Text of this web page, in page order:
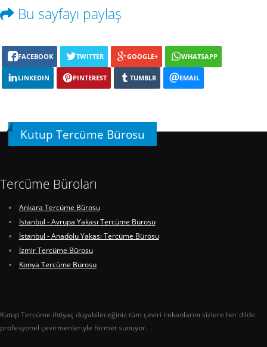
Bu sayfayı paylaş
FACEBOOK TWITTER GOOGLE+ WHATSAPP
LINKEDIN PINTEREST TUMBLR EMAIL
Kutup Tercüme Bürosu
Tercüme Büroları
Ankara Tercüme Bürosu
İstanbul - Avrupa Yakası Tercüme Bürosu
İstanbul - Anadolu Yakası Tercüme Bürosu
İzmir Tercüme Bürosu
Konya Tercüme Bürosu
Kutup Tercüme ihtiyaç duyabileceğiniz tüm çeviri imkanlarını sizlere her dilde
profesyonel çevirmenleriyle hizmet sunuyor.